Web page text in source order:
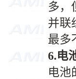
多，
并联
最多
6.电
电池